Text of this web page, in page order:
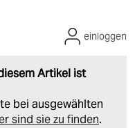
Artikel ist
bei ausgewählten
sind sie zu finden.
einloggen